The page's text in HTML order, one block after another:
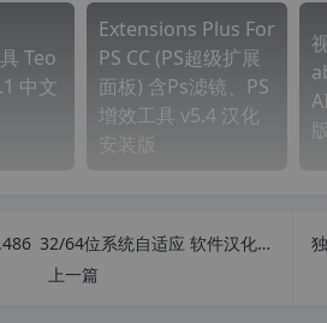
Teo
中文
Extensions Plus For
PS CC (PS超级扩展
面板) 含Ps滤镜、PS
增效工具 v5.4 汉化
安装版
Radialix 3 v3.00.486 32/64位系统自适应 软件汉化工具 完美汉化中文修正破解版
上一篇